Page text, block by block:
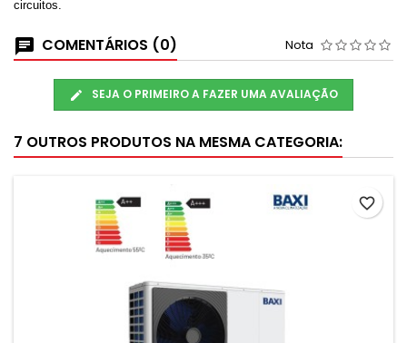
circuitos.
COMENTÁRIOS (0) Nota
SEJA O PRIMEIRO A FAZER UMA AVALIAÇÃO
7 OUTROS PRODUTOS NA MESMA CATEGORIA:
favorite_border